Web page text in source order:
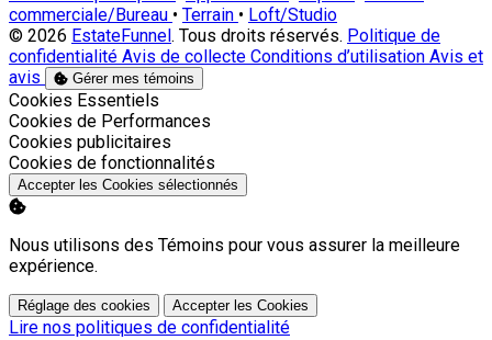
commerciale/Bureau • Terrain • Loft/Studio
© 2026 EstateFunnel . Tous droits réservés. Politique de
confidentialité Avis de collecte Conditions d’utilisation Avis et
avis
Gérer mes témoins
Activer
Cookies Essentiels
Activer
Cookies de Performances
Activer
Cookies publicitaires
Activer
Cookies de fonctionnalités
Accepter les Cookies sélectionnés
Nous utilisons des Témoins pour vous assurer la meilleure
expérience.
Réglage des cookies Accepter les Cookies
Lire nos politiques de confidentialité